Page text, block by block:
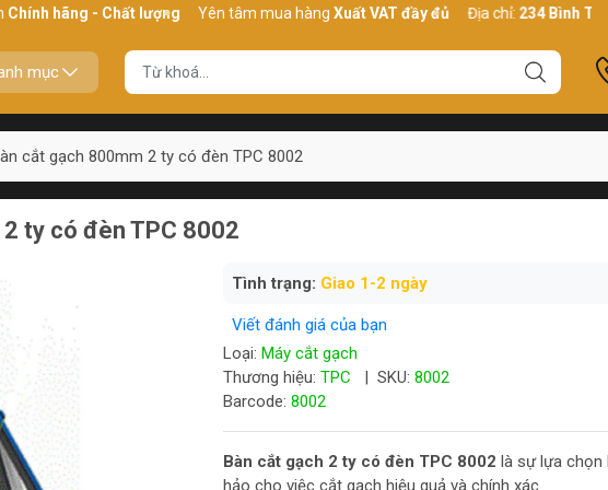
- Chất lượng Yên tâm mua hàngXuất VAT đầy đủ Địa chỉ: 234 Bình Thới, P10,
mục
cắt gạch 800mm 2 ty có đèn TPC 8002
ty có đèn TPC 8002
Tình trạng: Giao 1-2 ngày
Viết đánh giá của bạn
Loại: Máy cắt gạch
Thương hiệu: TPC | SKU: 8002
Barcode: 8002
Bàn cắt gạch 2 ty có đèn TPC 8002 là sự lựa chọn
hảo cho việc cắt gạch hiệu quả và chính xác.